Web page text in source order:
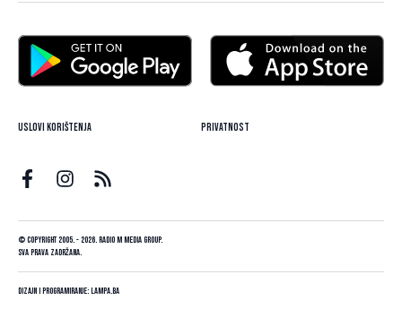
Uslovi korištenja Privatnost
© Copyright 2005. - 2026. Radio M Media Group.
Sva prava zadržana.
Dizajn i programiranje:Lampa.ba